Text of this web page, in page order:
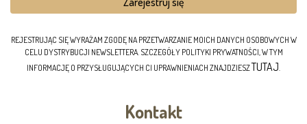
REJESTRUJĄC SIĘ WYRAŻAM ZGODĘ NA PRZETWARZANIE MOICH DANYCH OSOBOWYCH W
CELU DYSTRYBUCJI NEWSLETTERA. SZCZEGÓŁY POLITYKI PRYWATNOŚCI, W TYM
INFORMACJĘ O PRZYSŁUGUJĄCYCH CI UPRAWNIENIACH ZNAJDZIESZTUTAJ.
Kontakt